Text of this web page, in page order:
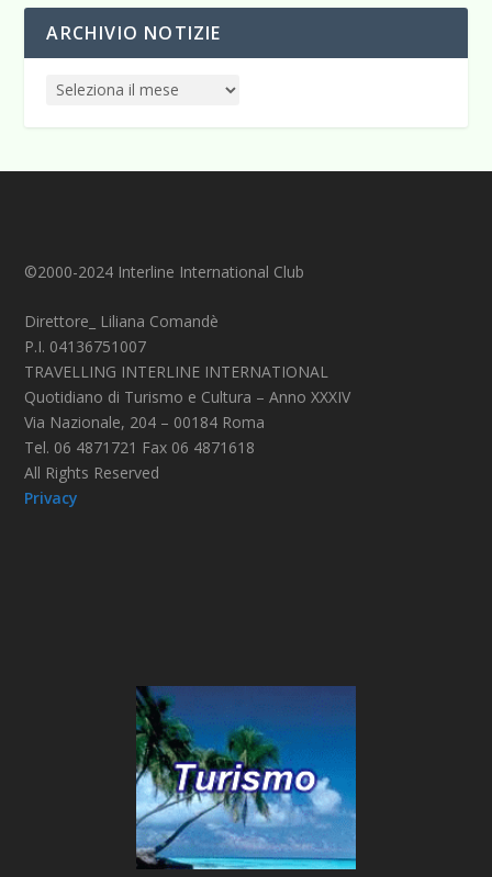
ARCHIVIO NOTIZIE
©2000-2024 Interline International Club
Direttore_ Liliana Comandè
P.I. 04136751007
TRAVELLING INTERLINE INTERNATIONAL
Quotidiano di Turismo e Cultura – Anno XXXIV
Via Nazionale, 204 – 00184 Roma
Tel. 06 4871721 Fax 06 4871618
All Rights Reserved
Privacy